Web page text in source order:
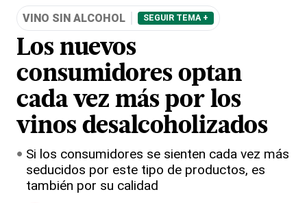
VINO SIN ALCOHOL SEGUIR TEMA +
Los nuevos
consumidores optan
cada vez más por los
vinos desalcoholizados
Si los consumidores se sienten cada vez más
seducidos por este tipo de productos, es
también por su calidad